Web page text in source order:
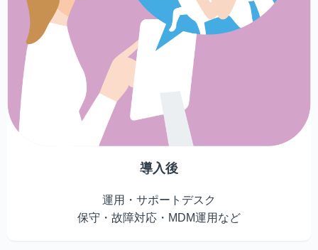
導入後
運用・サポートデスク
保守・故障対応・MDM運用など